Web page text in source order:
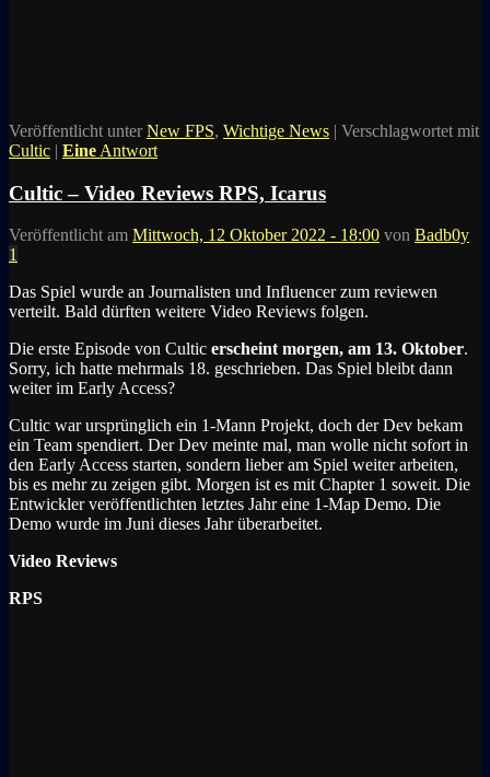
Veröffentlicht unter New FPS, Wichtige News | Verschlagwortet mit
Cultic | Eine Antwort
Cultic – Video Reviews RPS, Icarus
Veröffentlicht am Mittwoch, 12 Oktober 2022 - 18:00 von Badb0y
1
Das Spiel wurde an Journalisten und Influencer zum reviewen
verteilt. Bald dürften weitere Video Reviews folgen.
Die erste Episode von Cultic erscheint morgen, am 13. Oktober.
Sorry, ich hatte mehrmals 18. geschrieben. Das Spiel bleibt dann
weiter im Early Access?
Cultic war ursprünglich ein 1-Mann Projekt, doch der Dev bekam
ein Team spendiert. Der Dev meinte mal, man wolle nicht sofort in
den Early Access starten, sondern lieber am Spiel weiter arbeiten,
bis es mehr zu zeigen gibt. Morgen ist es mit Chapter 1 soweit. Die
Entwickler veröffentlichten letztes Jahr eine 1-Map Demo. Die
Demo wurde im Juni dieses Jahr überarbeitet.
Video Reviews
RPS